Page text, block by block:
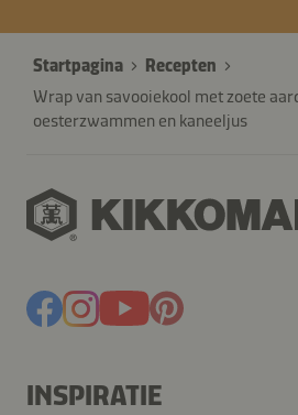
Startpagina
Recepten
Wrap van savooiekool met zoete
oesterzwammen en kaneeljus
INSPIRATIE